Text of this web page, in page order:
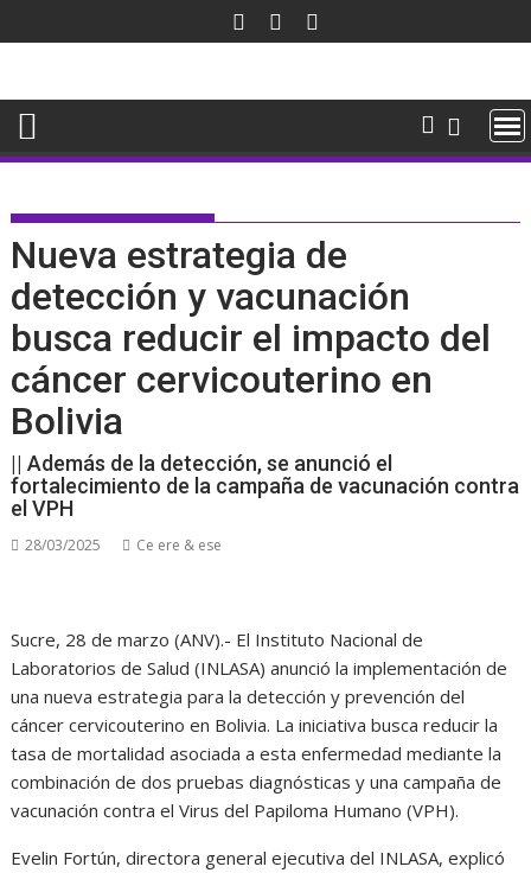
al
Nueva estrategia de
detección y vacunación
busca reducir el impacto del
cáncer cervicouterino en
Bolivia
|| Además de la detección, se anunció el
fortalecimiento de la campaña de vacunación contra
el VPH
28/03/2025 Ce ere & ese
Sucre, 28 de marzo (ANV).- El Instituto Nacional de
Laboratorios de Salud (INLASA) anunció la implementación de
una nueva estrategia para la detección y prevención del
cáncer cervicouterino en Bolivia. La iniciativa busca reducir la
tasa de mortalidad asociada a esta enfermedad mediante la
combinación de dos pruebas diagnósticas y una campaña de
vacunación contra el Virus del Papiloma Humano (VPH).
Evelin Fortún, directora general ejecutiva del INLASA, explicó